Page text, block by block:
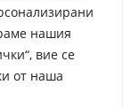
нашия
вие се
от наша